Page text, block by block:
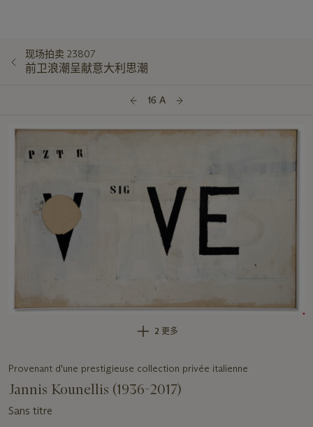
现场拍卖 23807
前卫浪潮呈献意大利思潮
16 A
2 更多
Provenant d'une prestigieuse collection privée italienne
Jannis Kounellis (1936-2017)
Sans titre